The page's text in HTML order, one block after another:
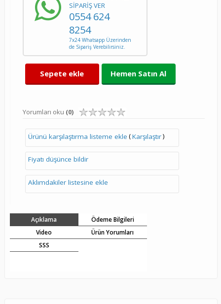
SİPARİŞ VER
0554 624
8254
7x24 Whatsapp Üzerinden
de Sipariş Verebilirsiniz.
Sepete ekle Hemen Satın Al
Yorumları oku (0)
Ürünü karşılaştırma listeme ekle (Karşılaştır)
Fiyatı düşünce bildir
Aklımdakiler listesine ekle
Açıklama
Ödeme Bilgileri
Video
Ürün Yorumları
SSS